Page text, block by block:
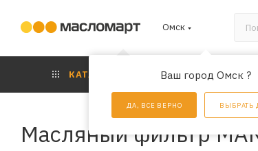
Омск
Ваш город Омск ?
ДА, ВСЕ ВЕРНО ВЫБРАТЬ
КАТАЛОГ АКЦИИ
Масляный фильтр